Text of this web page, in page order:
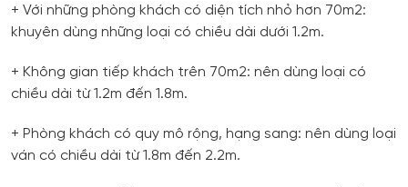
+ Với những phòng khách có diện tích nhỏ hơn 70m2:
khuyên dùng những loại có chiều dài dưới 1.2m.
+ Không gian tiếp khách trên 70m2: nên dùng loại có
chiều dài từ 1.2m đến 1.8m.
+ Phòng khách có quy mô rộng, hạng sang: nên dùng loại
ván có chiều dài từ 1.8m đến 2.2m.